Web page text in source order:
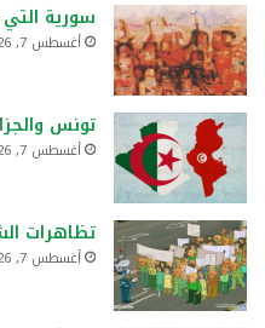
سورية التي
أغسطس 7, 2026
تونس
أغسطس 7, 2026
تظاهرات
أغسطس 7, 2026